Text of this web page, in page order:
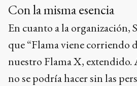
Con la misma esencia
En cuanto a la organización,
que “Flama viene corriendo
nuestro Flama X, extendido.
no se podría hacer sin las